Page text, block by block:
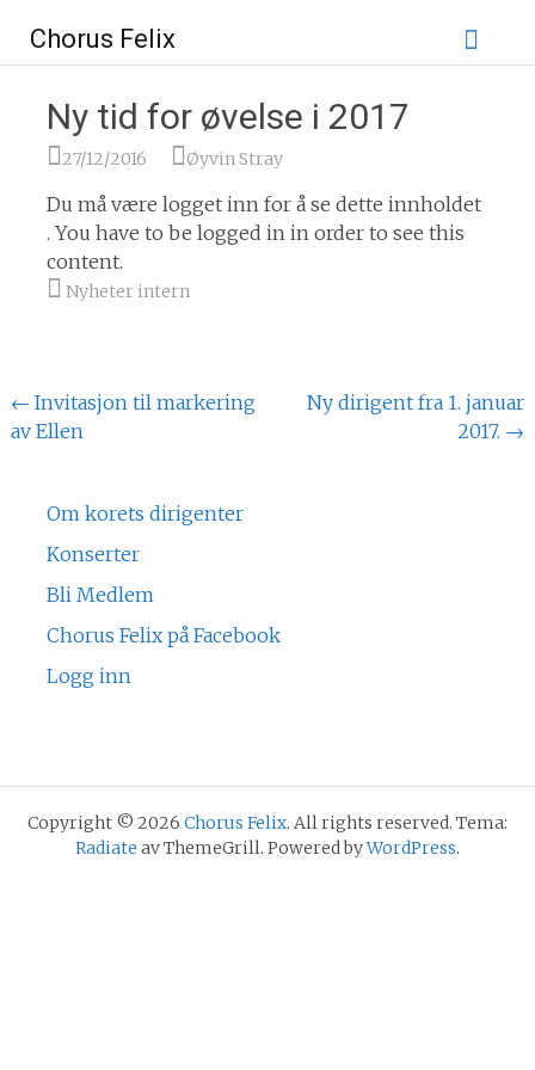
innhold
Chorus Felix
Ny tid for øvelse i 2017
27/12/2016 Øyvin Stray
Du må være logget inn for å se dette innholdet
. You have to be logged in in order to see this
content.
Nyheter intern
Innlegg
Navigering
← Invitasjon til markering
av Ellen
Ny dirigent fra 1. januar
2017. →
Om korets dirigenter
Konserter
Bli Medlem
Chorus Felix på Facebook
Logg inn
Copyright © 2026 Chorus Felix. All rights reserved. Tema:
Radiate av ThemeGrill. Powered byWordPress.